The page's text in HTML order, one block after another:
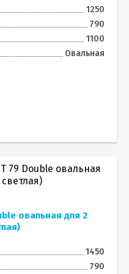
1250
790
1100
Овальная
овальная для 2
1450
790